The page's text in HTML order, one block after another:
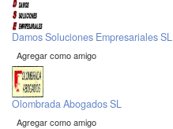
Damos Soluciones Empresariales SL
Agregar como amigo
Olombrada Abogados SL
Agregar como amigo